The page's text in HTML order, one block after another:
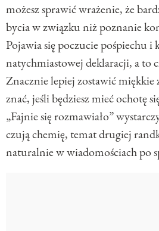
możesz sprawić wrażenie, że
bycia w związku niż poznanie
Pojawia się poczucie pośpiechu i
natychmiastowej deklaracji, a to
Znacznie lepiej zostawić miękkie
znać, jeśli będziesz mieć ochotę
„Fajnie się rozmawiało”
czują chemię, temat drugiej
naturalnie w wiadomościach po